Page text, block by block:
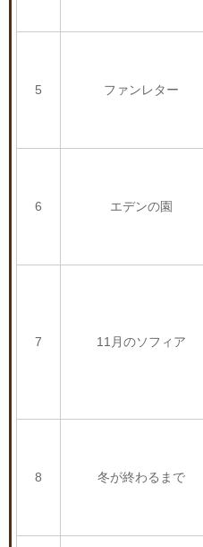
5 ファンレター
6 エデンの園
7 11月のソフィア
8 冬が終わるまで